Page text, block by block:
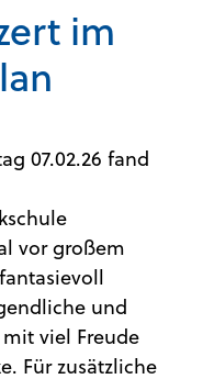
im
07.02.26 fand
vor großem
und
viel Freude
Für zusätzliche